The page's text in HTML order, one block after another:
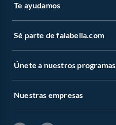
Te ayudamos
Sé parte de falabella.com
Únete a nuestros programas
Nuestras empresas